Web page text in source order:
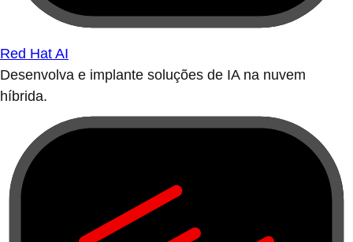
Red Hat AI
Desenvolva e implante soluções de IA na nuvem
híbrida.